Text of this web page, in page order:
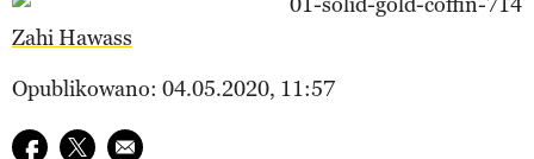
Zahi Hawass
Opublikowano: 04.05.2020, 11:57
Udostępnij na facebook
Udostępnij na twitter
E-mail do przyjaciela